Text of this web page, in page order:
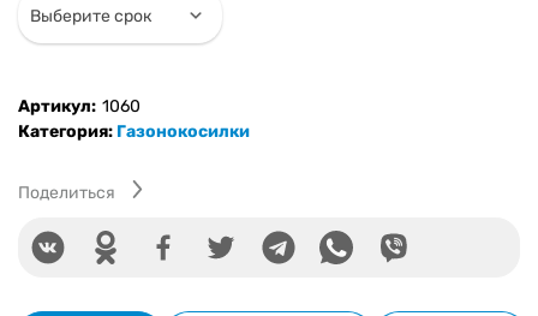
Артикул: 1060
Категория: Газонокосилки
Поделиться